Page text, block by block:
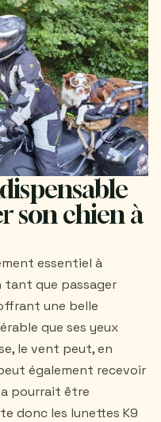
son chien à
essentiel à
tant que passager
une belle
que ses yeux
le vent peut, en
également recevoir
pourrait être
donc les lunettes K9